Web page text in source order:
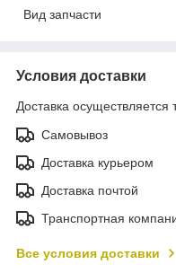
Вид запчасти
Условия доставки
Доставка осуществляется
Самовывоз
Доставка курьером
Доставка почтой
Транспортная
Все условия доставки